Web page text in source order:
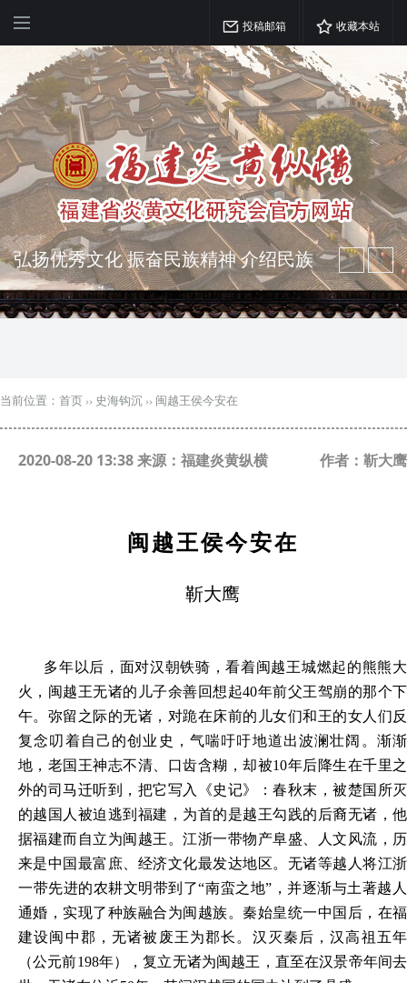
投稿邮箱 收藏本站
弘扬优秀文化 振奋民族精神 介绍民族
瑰宝 宣传中华精英
突出海西特色 报道台港澳侨 坚持古为
当前位置： 首页 ›› 史海钩沉 ›› 闽越王侯今安在
2020-08-20 13:38 来源：福建炎黄纵横 作者：靳大鹰
闽越王侯今安在
靳大鹰
多年以后，面对汉朝铁骑，看着闽越王城燃起的熊熊大
火，闽越王无诸的儿子余善回想起40年前父王驾崩的那个下
午。弥留之际的无诸，对跪在床前的儿女们和王的女人们反
复念叨着自己的创业史，气喘吁吁地道出波澜壮阔。渐渐
地，老国王神志不清、口齿含糊，却被10年后降生在千里之
外的司马迁听到，把它写入《史记》：春秋末，被楚国所灭
的越国人被迫逃到福建，为首的是越王勾践的后裔无诸，他
据福建而自立为闽越王。江浙一带物产阜盛、人文风流，历
来是中国最富庶、经济文化最发达地区。无诸等越人将江浙
一带先进的农耕文明带到了“南蛮之地”，并逐渐与土著越人
通婚，实现了种族融合为闽越族。秦始皇统一中国后，在福
建设闽中郡，无诸被废王为郡长。汉灭秦后，汉高祖五年
（公元前198年），复立无诸为闽越王，直至在汉景帝年间去